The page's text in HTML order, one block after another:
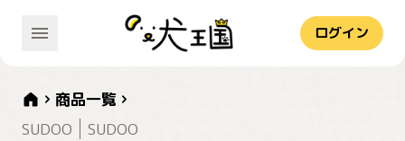
ログイン
商品一覧
SUDOO
SUDOO